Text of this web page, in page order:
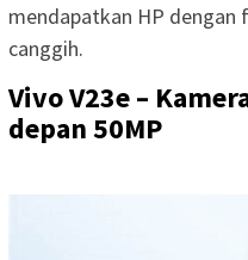
mendapatkan HP dengan
canggih.
Vivo V23e –
depan 50MP